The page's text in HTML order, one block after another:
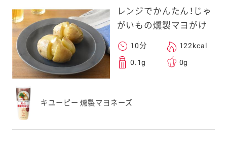
レンジでかんたん！じゃ
がいもの燻製マヨがけ
10分 122kcal
0.1g 0g
キユーピー 燻製マヨネーズ